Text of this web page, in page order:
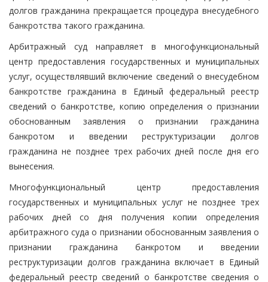
долгов гражданина прекращается процедура внесудебного
банкротства такого гражданина.
Арбитражный суд направляет в многофункциональный
центр предоставления государственных и муниципальных
услуг, осуществлявший включение сведений о внесудебном
банкротстве гражданина в Единый федеральный реестр
сведений о банкротстве, копию определения о признании
обоснованным заявления о признании гражданина
банкротом и введении реструктуризации долгов
гражданина не позднее трех рабочих дней после дня его
вынесения.
Многофункциональный центр предоставления
государственных и муниципальных услуг не позднее трех
рабочих дней со дня получения копии определения
арбитражного суда о признании обоснованным заявления о
признании гражданина банкротом и введении
реструктуризации долгов гражданина включает в Единый
федеральный реестр сведений о банкротстве сведения о